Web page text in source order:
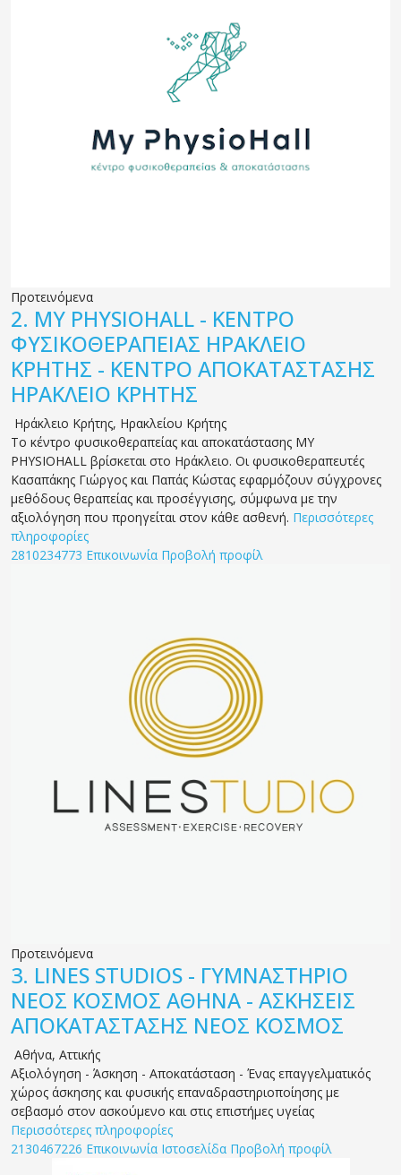
Προτεινόμενα
2. MY PHYSIOHALL - ΚΕΝΤΡΟ
ΦΥΣΙΚΟΘΕΡΑΠΕΙΑΣ ΗΡΑΚΛΕΙΟ
ΚΡΗΤΗΣ - ΚΕΝΤΡΟ ΑΠΟΚΑΤΑΣΤΑΣΗΣ
ΗΡΑΚΛΕΙΟ ΚΡΗΤΗΣ
Ηράκλειο Κρήτης, Ηρακλείου Κρήτης
Το κέντρο φυσικοθεραπείας και αποκατάστασης MY
PHYSIOHALL βρίσκεται στο Ηράκλειο. Οι φυσικοθεραπευτές
Κασαπάκης Γιώργος και Παπάς Κώστας εφαρμόζουν σύγχρονες
μεθόδους θεραπείας και προσέγγισης, σύμφωνα με την
αξιολόγηση που προηγείται στον κάθε ασθενή. Περισσότερες
πληροφορίες
2810234773 Επικοινωνία Προβολή προφίλ
Προτεινόμενα
3. LINES STUDIOS - ΓΥΜΝΑΣΤΗΡΙΟ
ΝΕΟΣ ΚΟΣΜΟΣ ΑΘΗΝΑ - ΑΣΚΗΣΕΙΣ
ΑΠΟΚΑΤΑΣΤΑΣΗΣ ΝΕΟΣ ΚΟΣΜΟΣ
Αθήνα, Αττικής
Αξιολόγηση - Άσκηση - Αποκατάσταση - Ένας επαγγελματικός
χώρος άσκησης και φυσικής επαναδραστηριοποίησης με
σεβασμό στον ασκούμενο και στις επιστήμες υγείας
Περισσότερες πληροφορίες
2130467226 Επικοινωνία Ιστοσελίδα Προβολή προφίλ